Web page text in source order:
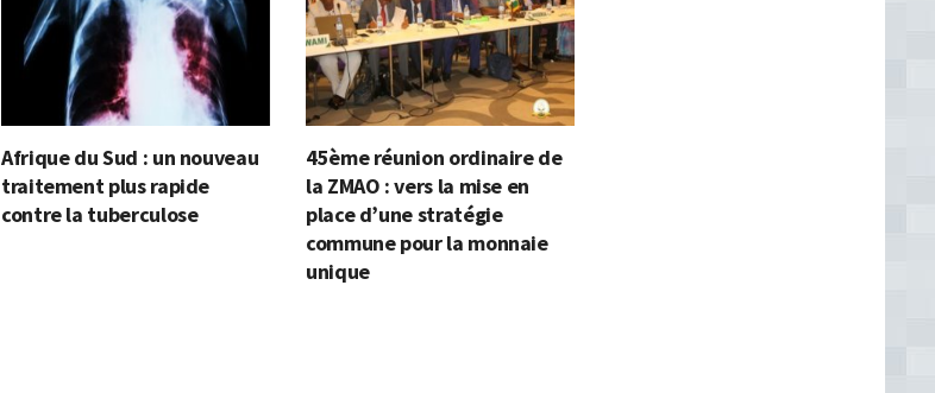
Afrique du Sud : un nouveau
traitement plus rapide
contre la tuberculose
45ème réunion ordinaire de
la ZMAO : vers la mise en
place d’une stratégie
commune pour la monnaie
unique